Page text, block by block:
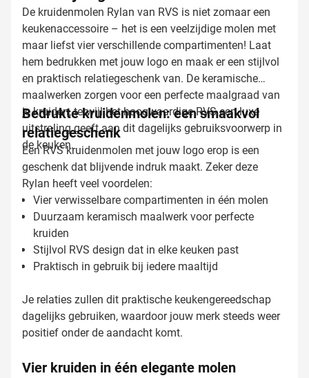
De kruidenmolen Rylan van RVS is niet zomaar een
keukenaccessoire – het is een veelzijdige molen met
maar liefst vier verschillende compartimenten! Laat
hem bedrukken met jouw logo en maak er een stijlvol
en praktisch relatiegeschenk van. De keramische
maalwerken zorgen voor een perfecte maalgraad van
je kruiden, terwijl het hoogwaardige RVS een luxe
uitstraling geeft aan dit dagelijks gebruiksvoorwerp in
de keuken.
Bedrukte kruidenmolen: een smaakvol
relatiegeschenk
Een RVS kruidenmolen met jouw logo erop is een
geschenk dat blijvende indruk maakt. Zeker deze
Rylan heeft veel voordelen:
Vier verwisselbare compartimenten in één molen
Duurzaam keramisch maalwerk voor perfecte
kruiden
Stijlvol RVS design dat in elke keuken past
Praktisch in gebruik bij iedere maaltijd
Je relaties zullen dit praktische keukengereedschap
dagelijks gebruiken, waardoor jouw merk steeds weer
positief onder de aandacht komt.
Vier kruiden in één elegante molen